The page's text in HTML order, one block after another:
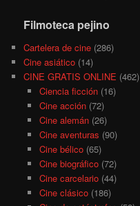
Filmoteca pejino
Cartelera de cine (286)
Cine asiático (14)
CINE GRATIS ONLINE (462)
Ciencia ficción(16)
Cine acción(72)
Cine alemán(26)
Cine aventuras (90)
Cine bélico(65)
Cine biográfico(72)
Cine carcelario(44)
Cine clásico(186)